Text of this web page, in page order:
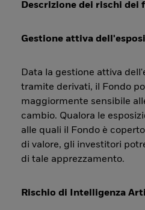
Descrizione dei rischi dei
Gestione attiva
Data la gestione attiva
tramite derivati, il Fondo
maggiormente sensibile
cambio. Qualora le
alle quali il Fondo è
di valore, gli investitori
di tale apprezzamento.
Rischio di Intelligenza